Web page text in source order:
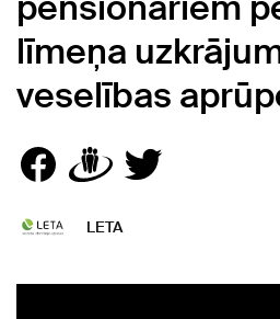
līmeņa
veselības
LETA